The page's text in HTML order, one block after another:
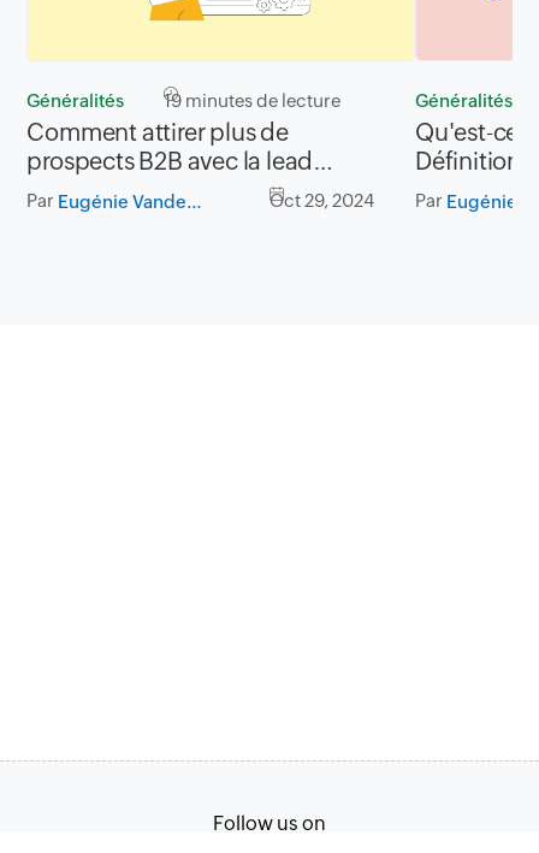
Généralités 19 minutes de lecture
Comment attirer plus de
prospects B2B avec la lead
generation ?
Par Eugénie Vandenhoeke Oct 29, 2024
Généralités
Qu'est-ce
Définition,
techniques
Par
Follow us on